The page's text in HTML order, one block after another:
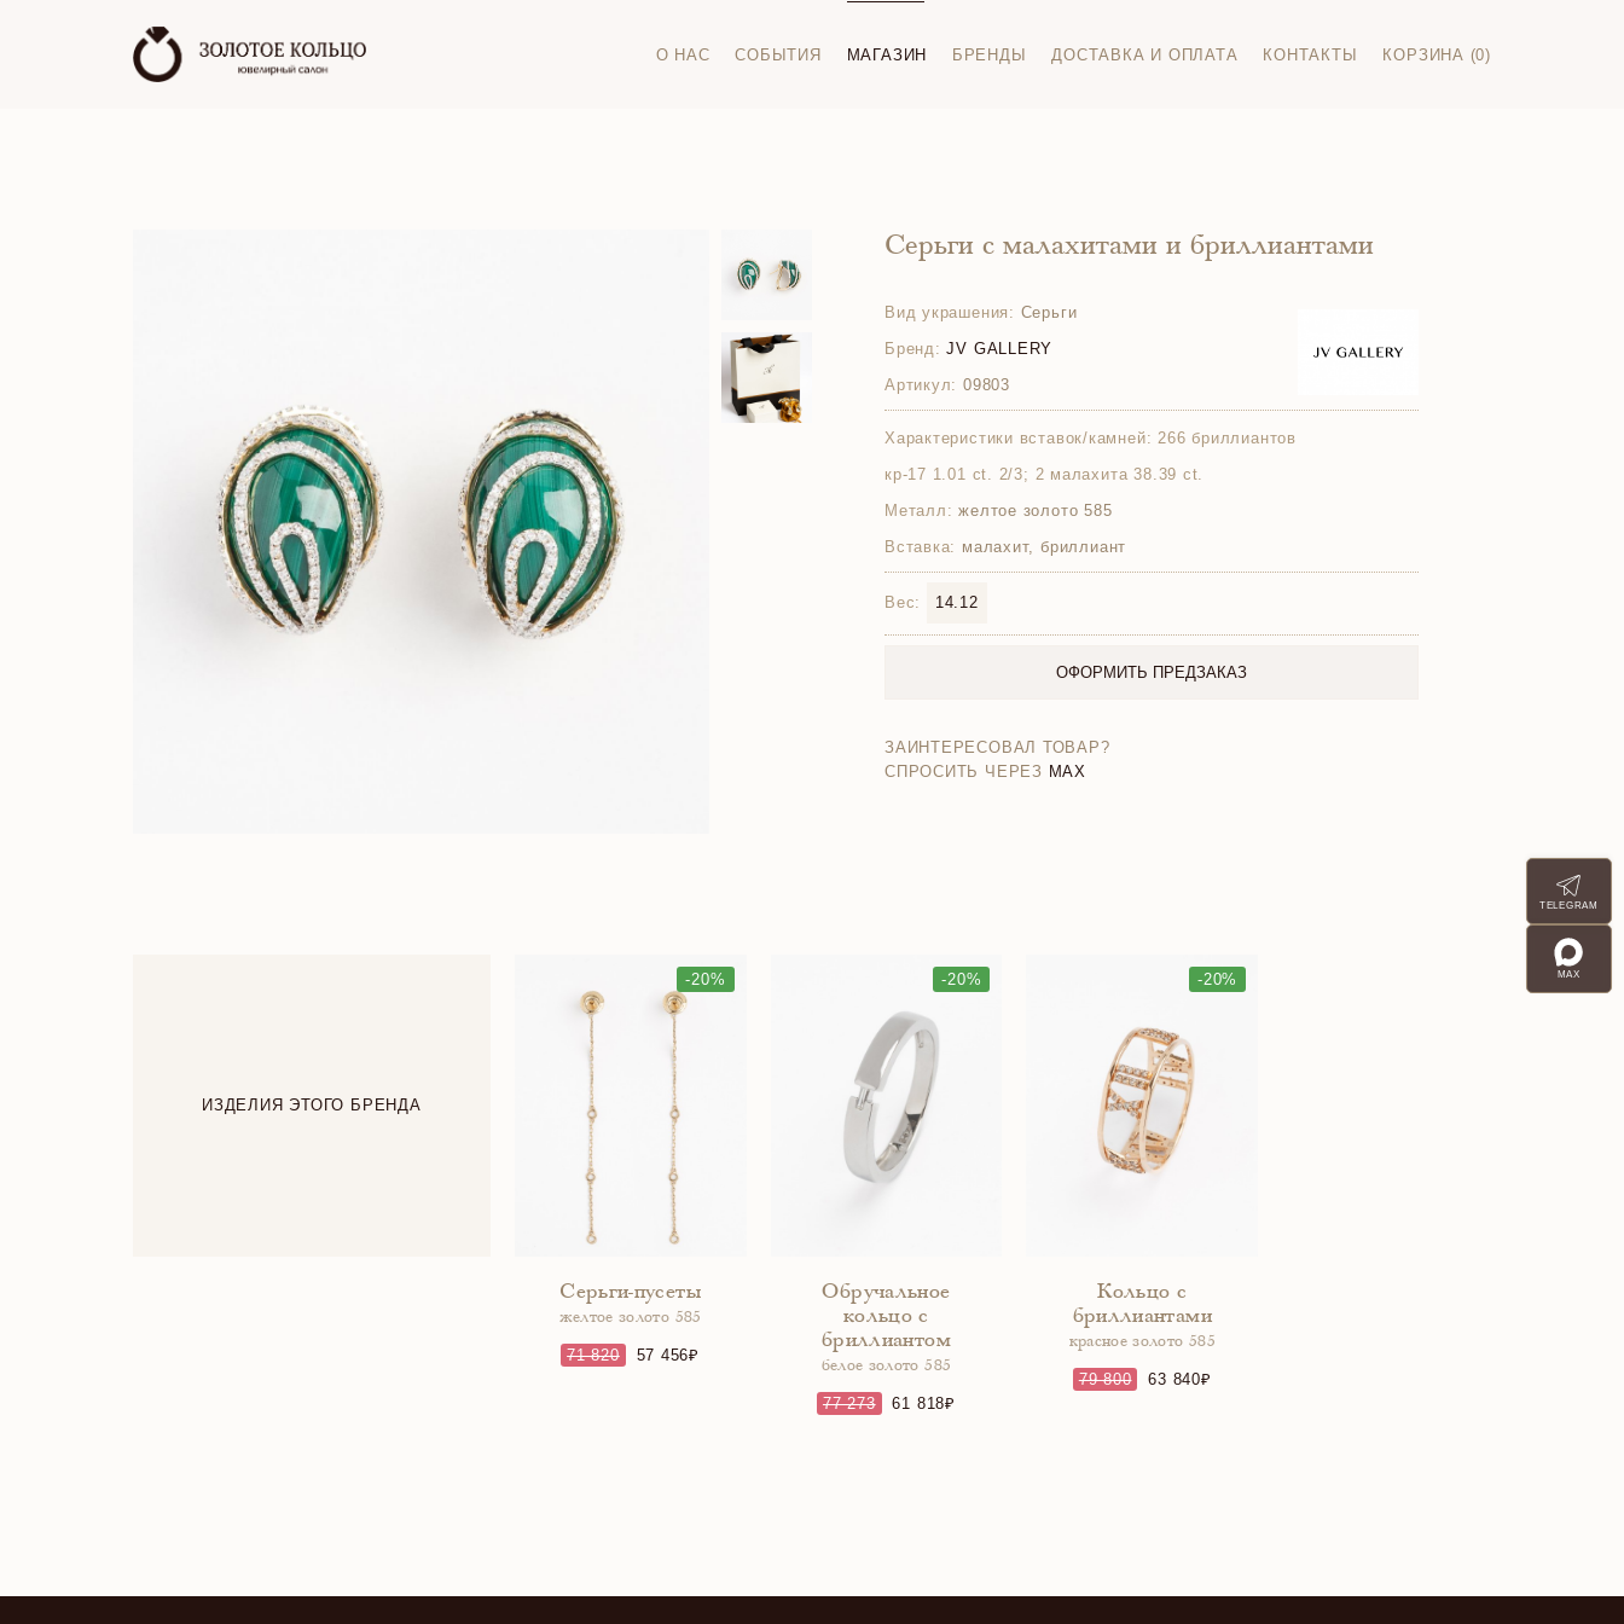
О НАС СОБЫТИЯ МАГАЗИН БРЕНДЫ ДОСТАВКА И ОПЛАТА КОНТАКТЫ КОРЗИНА (0)
Серьги с малахитами и бриллиантами
Вид украшения: Серьги
Бренд: JV GALLERY
Артикул: 09803
Характеристики вставок/камней: 266 бриллиантов
кр-17 1.01 ct. 2/3; 2 малахита 38.39 ct.
Металл: желтое золото 585
Вставка: малахит, бриллиант
Вес: 14.12
ОФОРМИТЬ ПРЕДЗАКАЗ
ЗАИНТЕРЕСОВАЛ ТОВАР?
СПРОСИТЬ ЧЕРЕЗ MAX
ИЗДЕЛИЯ ЭТОГО БРЕНДА
-20%
Серьги-пусеты
желтое золото 585
71 820 57 456
-20%
Обручальное
кольцо с
бриллиантом
белое золото 585
77 273 61 818
-20%
Кольцо с
бриллиантами
красное золото 585
79 800 63 840
TELEGRAM
MAX